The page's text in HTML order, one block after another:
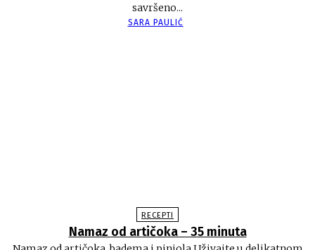
savršeno...
SARA PAULIĆ
RECEPTI
Namaz od artičoka – 35 minuta